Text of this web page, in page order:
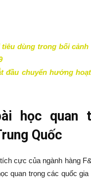
dùng trong bối
đầu chuyển hướng
học quan
Quốc
cực của ngành hàng
quan trọng các quốc